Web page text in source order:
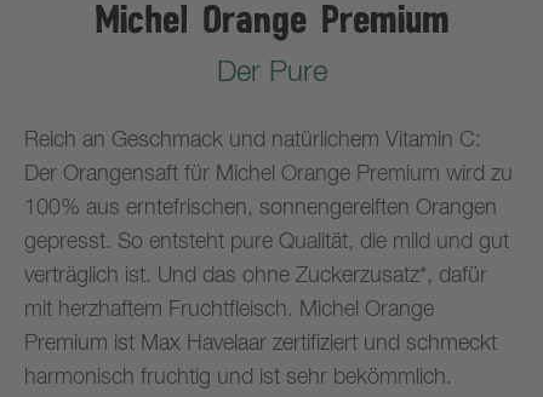
Michel Orange Premium
Der Pure
Reich an Geschmack und natürlichem Vitamin C:
Der Orangensaft für Michel Orange Premium wird zu
100% aus erntefrischen, sonnengereiften Orangen
gepresst. So entsteht pure Qualität, die mild und gut
verträglich ist. Und das ohne Zuckerzusatz*, dafür
mit herzhaftem Fruchtfleisch. Michel Orange
Premium ist Max Havelaar zertifiziert und schmeckt
harmonisch fruchtig und ist sehr bekömmlich.